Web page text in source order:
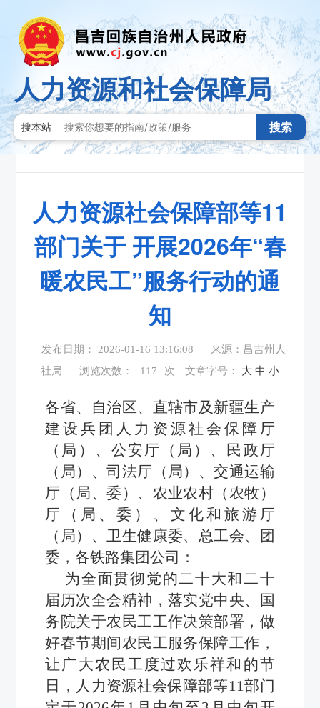
人力资源和社会保障局
搜本站 搜索
人力资源社会保障部等11
部门关于 开展2026年“春
暖农民工”服务行动的通
知
发布日期： 2026-01-16 13:16:08
来源：昌吉州人
社局
浏览次数： 117 次 文章字号： 大 中 小
各省、自治区、直辖市及新疆生产
建设兵团人力资源社会保障厅
（局）、公安厅（局）、民政厅
（局）、司法厅（局）、交通运输
厅（局、委）、农业农村（农牧）
厅（局、委）、文化和旅游厅
（局）、卫生健康委、总工会、团
委，各铁路集团公司：
为全面贯彻党的二十大和二十
届历次全会精神，落实党中央、国
务院关于农民工工作决策部署，做
好春节期间农民工服务保障工作，
让广大农民工度过欢乐祥和的节
日，人力资源社会保障部等11部门